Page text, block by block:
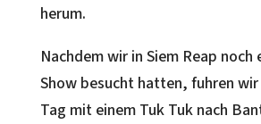
herum.
Nachdem wir in Siem Reap noch
Show besucht hatten, fuhren
Tag mit einem Tuk Tuk nach